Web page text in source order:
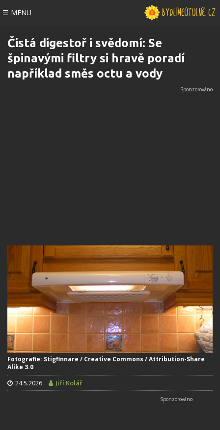
☰ MENU
Čistá digestoř i svědomí: Se
špinavými filtry si hravě poradí
například směs octu a vody
Fotografie: Stigfinnare / Creative Commons / Attribution-Share
Alike 3.0
24.5.2026 Jiří Kolář